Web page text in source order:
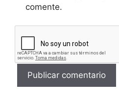
comente.